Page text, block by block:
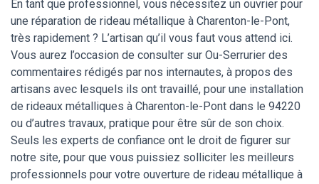
En tant que professionnel, vous nécessitez un ouvrier pour
une réparation de rideau métallique à Charenton-le-Pont,
très rapidement ? L’artisan qu’il vous faut vous attend ici.
Vous aurez l’occasion de consulter sur Ou-Serrurier des
commentaires rédigés par nos internautes, à propos des
artisans avec lesquels ils ont travaillé, pour une installation
de rideaux métalliques à Charenton-le-Pont dans le 94220
ou d’autres travaux, pratique pour être sûr de son choix.
Seuls les experts de confiance ont le droit de figurer sur
notre site, pour que vous puissiez solliciter les meilleurs
professionnels pour votre ouverture de rideau métallique à